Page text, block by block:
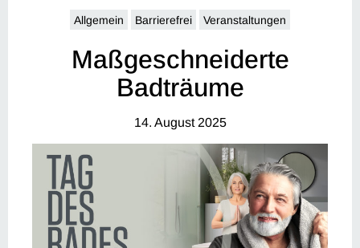
Allgemein Barrierefrei Veranstaltungen
Maßgeschneiderte
Badträume
14. August 2025